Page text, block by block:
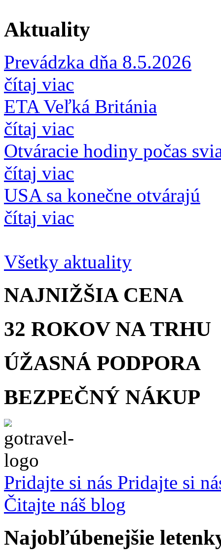
Aktuality
Prevádzka dňa 8.5.2026
čítaj viac
ETA Veľká Británia
čítaj viac
Otváracie hodiny počas
čítaj viac
USA sa konečne otvárajú
čítaj viac
Všetky aktuality
NAJNIŽŠIA CENA
32 ROKOV NA TRHU
ÚŽASNÁ PODPORA
BEZPEČNÝ NÁKUP
Pridajte si nás Pridajte si
Čitajte náš blog
Najobľúbenejšie